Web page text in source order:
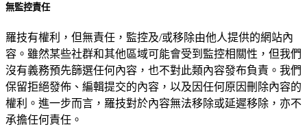
無監控責任
羅技有權利，但無責任，監控及/或移除由他人提供的網站內
容。雖然某些社群和其他區域可能會受到監控相關性，但我們
沒有義務預先篩選任何內容，也不對此類內容發布負責。我們
保留拒絕發佈、編輯提交的內容，以及因任何原因刪除內容的
權利。進一步而言，羅技對於內容無法移除或延遲移除，亦不
承擔任何責任。